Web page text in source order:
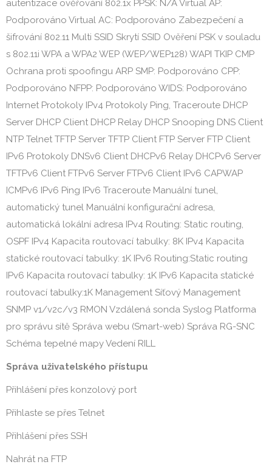
autentizace ověřování 802.1x PPSK: N/A Virtual AP:
Podporováno Virtual AC: Podporováno Zabezpečení a
šifrování 802.11 Multi SSID Skrytí SSID Ověření PSK v souladu
s 802.11i WPA a WPA2 WEP (WEP/WEP128) WAPI TKIP CMP
Ochrana proti spoofingu ARP SMP: Podporováno CPP:
Podporováno NFPP: Podporováno WIDS: Podporováno
Internet Protokoly IPv4 Protokoly Ping, Traceroute DHCP
Server DHCP Client DHCP Relay DHCP Snooping DNS Client
NTP Telnet TFTP Server TFTP Client FTP Server FTP Client
IPv6 Protokoly DNSv6 Client DHCPv6 Relay DHCPv6 Server
TFTPv6 Client FTPv6 Server FTPv6 Client IPv6 CAPWAP
ICMPv6 IPv6 Ping IPv6 Traceroute Manuální tunel,
automatický tunel Manuální konfigurační adresa,
automatická lokální adresa IPv4 Routing: Static routing,
OSPF IPv4 Kapacita routovací tabulky: 8K IPv4 Kapacita
statické routovací tabulky: 1K IPv6 Routing:Static routing
IPv6 Kapacita routovací tabulky: 1K IPv6 Kapacita statické
routovací tabulky:1K Management Síťový Management
SNMP v1/v2c/v3 RMON Vzdálená sonda Syslog Platforma
pro správu sítě Správa webu (Smart-web) Správa RG-SNC
Schéma tepelné mapy Vedení RILL
Správa uživatelského přístupu
Přihlášení přes konzolový port
Přihlaste se přes Telnet
Přihlášení přes SSH
Nahrát na FTP